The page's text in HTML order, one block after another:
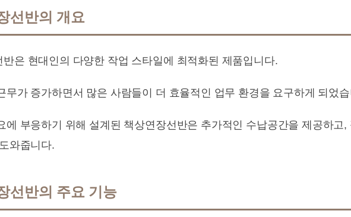
선반의 개요
반은 현대인의 다양한 작업 스타일에 최적화된 제품입니다.
무가 증가하면서 많은 사람들이 더 효율적인 업무 환경을 요구하게 되었
에 부응하기 위해 설계된 책상연장선반은 추가적인 수납공간을 제공하고
와줍니다.
선반의 주요 기능